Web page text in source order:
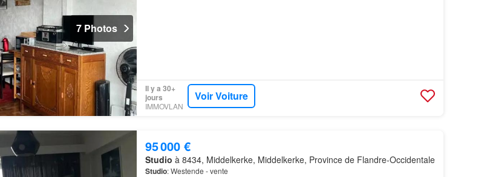
7 Photos
Il y a 30+
jours
IMMOVLAN
Voir Voiture
95 000 €
Studio à 8434, Middelkerke, Middelkerke, Province de Flandre-Occidentale
Studio: Westende - vente